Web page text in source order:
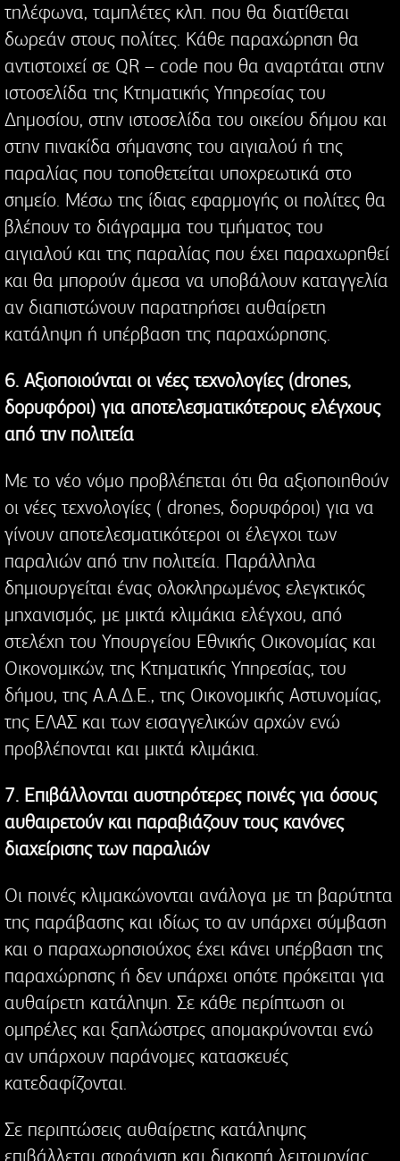
τηλέφωνα, ταμπλέτες κλπ. που θα διατίθεται
δωρεάν στους πολίτες. Κάθε παραχώρηση θα
αντιστοιχεί σε QR – code που θα αναρτάται στην
ιστοσελίδα της Κτηματικής Υπηρεσίας του
Δημοσίου, στην ιστοσελίδα του οικείου δήμου και
στην πινακίδα σήμανσης του αιγιαλού ή της
παραλίας που τοποθετείται υποχρεωτικά στο
σημείο. Μέσω της ίδιας εφαρμογής οι πολίτες θα
βλέπουν το διάγραμμα του τμήματος του
αιγιαλού και της παραλίας που έχει παραχωρηθεί
και θα μπορούν άμεσα να υποβάλουν καταγγελία
αν διαπιστώνουν παρατηρήσει αυθαίρετη
κατάληψη ή υπέρβαση της παραχώρησης.
6. Αξιοποιούνται οι νέες τεχνολογίες (drones,
δορυφόροι) για αποτελεσματικότερους ελέγχους
από την πολιτεία
Με το νέο νόμο προβλέπεται ότι θα αξιοποιηθούν
οι νέες τεχνολογίες ( drones, δορυφόροι) για να
γίνουν αποτελεσματικότεροι οι έλεγχοι των
παραλιών από την πολιτεία. Παράλληλα
δημιουργείται ένας ολοκληρωμένος ελεγκτικός
μηχανισμός, με μικτά κλιμάκια ελέγχου, από
στελέχη του Υπουργείου Εθνικής Οικονομίας και
Οικονομικών, της Κτηματικής Υπηρεσίας, του
δήμου, της Α.Α.Δ.Ε., της Οικονομικής Αστυνομίας,
της ΕΛΑΣ και των εισαγγελικών αρχών ενώ
προβλέπονται και μικτά κλιμάκια.
7. Επιβάλλονται αυστηρότερες ποινές για όσους
αυθαιρετούν και παραβιάζουν τους κανόνες
διαχείρισης των παραλιών
Οι ποινές κλιμακώνονται ανάλογα με τη βαρύτητα
της παράβασης και ιδίως το αν υπάρχει σύμβαση
και ο παραχωρησιούχος έχει κάνει υπέρβαση της
παραχώρησης ή δεν υπάρχει οπότε πρόκειται για
αυθαίρετη κατάληψη. Σε κάθε περίπτωση οι
ομπρέλες και ξαπλώστρες απομακρύνονται ενώ
αν υπάρχουν παράνομες κατασκευές
κατεδαφίζονται.
Σε περιπτώσεις αυθαίρετης κατάληψης